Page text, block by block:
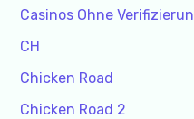
Casinos Ohne Verifizierun
CH
Chicken Road
Chicken Road 2